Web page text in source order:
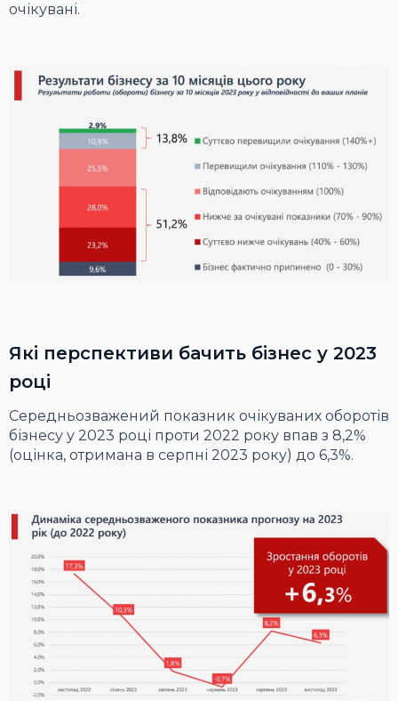
очікувані.
Які перспективи бачить бізнес у 2023
році
Середньозважений показник очікуваних оборотів
бізнесу у 2023 році проти 2022 року впав з 8,2%
(оцінка, отримана в серпні 2023 року) до 6,3%.